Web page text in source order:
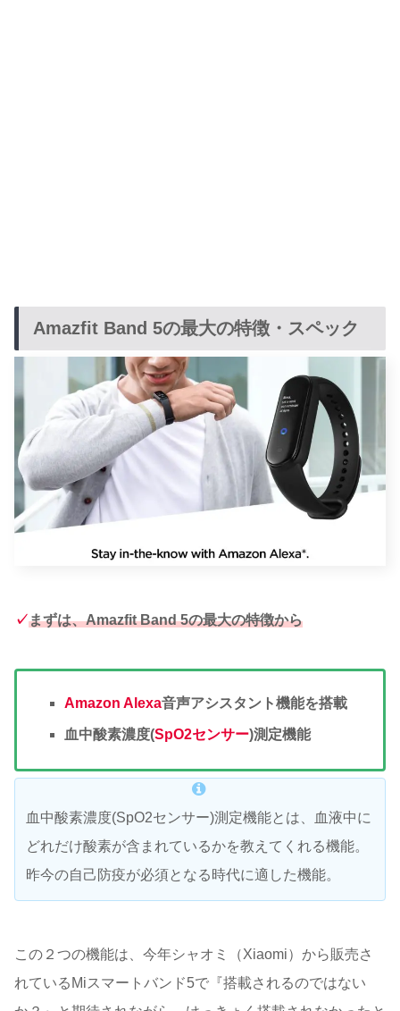
Amazfit Band 5の最大の特徴・スペック
✓まずは、Amazfit Band 5の最大の特徴から
Amazon Alexa音声アシスタント機能を搭載
血中酸素濃度(SpO2センサー)測定機能
血中酸素濃度(SpO2センサー)測定機能とは、血液中に
どれだけ酸素が含まれているかを教えてくれる機能。
昨今の自己防疫が必須となる時代に適した機能。
この２つの機能は、今年シャオミ（Xiaomi）から販売さ
れているMiスマートバンド5で『搭載されるのではない